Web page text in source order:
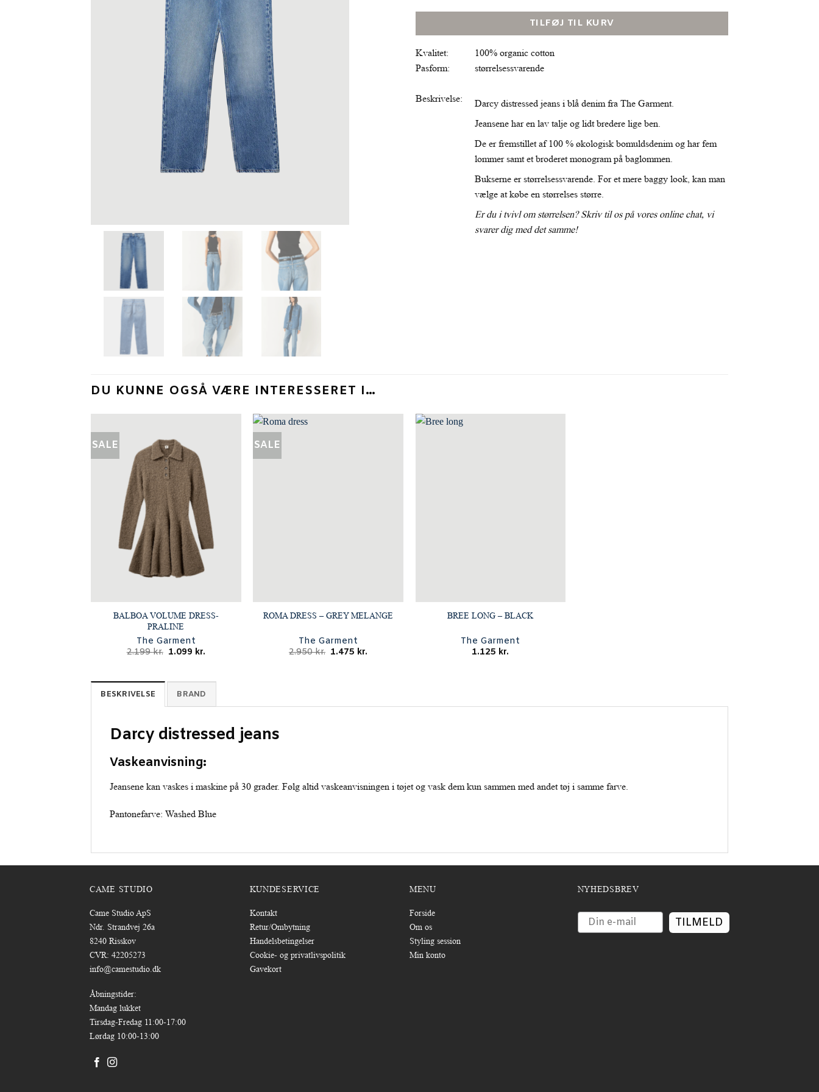
TILFØJ TIL KURV
Kvalitet:
Pasform:
Beskrivelse:
100% organic cotton
størrelsessvarende
Darcy distressed jeans i blå denim fra The Garment.
Jeansene har en lav talje og lidt bredere lige ben.
De er fremstillet af 100 % økologisk bomuldsdenim og har fem
lommer samt et broderet monogram på baglommen.
Bukserne er størrelsessvarende. For et mere baggy look, kan man
vælge at købe en størrelses større.
Er du i tvivl om størrelsen? Skriv til os på vores online chat, vi
svarer dig med det samme!
DU KUNNE OGSÅ VÆRE INTERESSERET I…
SALE
BALBOA VOLUME DRESS-
PRALINE
The Garment
2.199kr. Den
2.199 kr..
1.099 kr.
1.099 kr..
SALE
ROMA DRESS – GREY MELANGE
The Garment
2.950kr. Den
1.475 kr.
BREE LONG – BLACK
The Garment
1.125 kr.
BESKRIVELSE BRAND
Darcy distressed jeans
Vaskeanvisning:
Jeansene kan vaskes i maskine på 30 grader. Følg altid vaskeanvisningen i tøjet og vask dem kun sammen med andet tøj i samme farve.
Pantonefarve: Washed Blue
CAME STUDIO
Came Studio ApS
Ndr. Strandvej 26a
8240 Risskov
CVR: 42205273
info@camestudio.dk
Åbningstider:
Mandag lukket
Tirsdag-Fredag 11:00-17:00
Lørdag 10:00-13:00
KUNDESERVICE
Kontakt
Retur/Ombytning
Handelsbetingelser
Cookie- og privatlivspolitik
Gavekort
MENU
Forside
Om os
Styling session
Min konto
NYHEDSBREV
TILMELD